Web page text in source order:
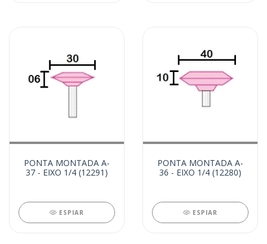
PONTA MONTADA A-
37 - EIXO 1/4 (12291)
ESPIAR
PONTA MONTADA A-
36 - EIXO 1/4 (12280)
ESPIAR